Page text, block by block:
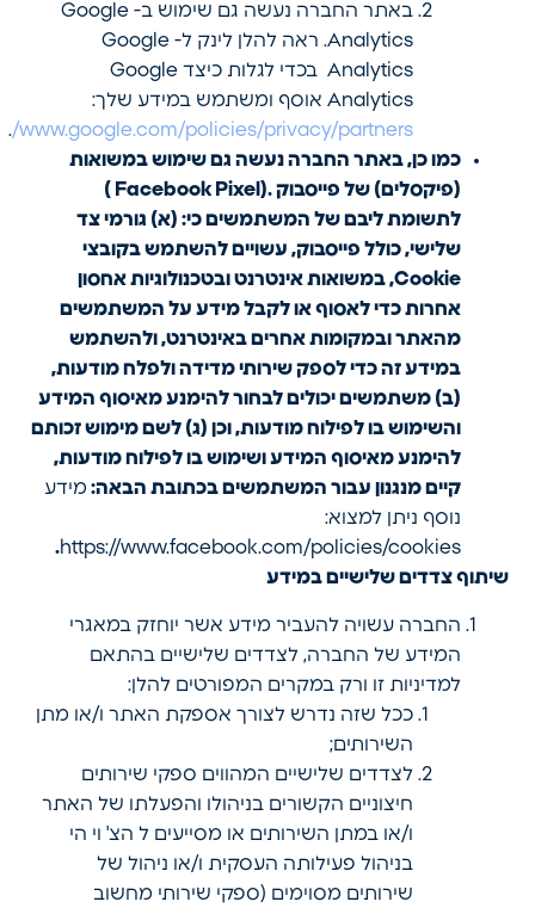
באתר החברה נעשה גם שימוש ב- Google
Analytics. ראה להלן לינק ל- Google
Analytics בכדי לגלות כיצד Google
Analytics אוסף ומשתמש במידע שלך:
www.google.com/policies/privacy/partners/
.
כמו כן, באתר החברה נעשה גם שימוש במשואות
(פיקסלים) של פייסבוק .(Facebook Pixel )
לתשומת ליבם של המשתמשים כי: (א) גורמי צד
שלישי, כולל פייסבוק, עשויים להשתמש בקובצי
Cookie, במשואות אינטרנט ובטכנולוגיות אחסון
אחרות כדי לאסוף או לקבל מידע על המשתמשים
מהאתר ובמקומות אחרים באינטרנט, ולהשתמש
במידע זה כדי לספק שירותי מדידה ולפלח מודעות,
(ב) משתמשים יכולים לבחור להימנע מאיסוף המידע
והשימוש בו לפילוח מודעות, וכן (ג) לשם מימוש זכותם
להימנע מאיסוף המידע ושימוש בו לפילוח מודעות,
קיים מנגנון עבור המשתמשים בכתובת הבאה: מידע
נוסף ניתן למצוא:
https://www.facebook.com/policies/cookies
.
שיתוף צדדים שלישיים במידע
החברה עשויה להעביר מידע אשר יוחזק במאגרי
המידע של החברה, לצדדים שלישיים בהתאם
למדיניות זו ורק במקרים המפורטים להלן:
ככל שזה נדרש לצורך אספקת האתר ו/או מתן
השירותים;
לצדדים שלישיים המהווים ספקי שירותים
חיצוניים הקשורים בניהולו והפעלתו של האתר
ו/או במתן השירותים או מסייעים ל הצ' וי הי
בניהול פעילותה העסקית ו/או ניהול של
שירותים מסוימים (ספקי שירותי מחשוב